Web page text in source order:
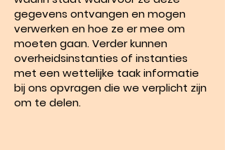
gegevens ontvangen en mogen
verwerken en hoe ze er mee om
moeten gaan. Verder kunnen
overheidsinstanties of instanties
met een wettelijke taak informatie
bij ons opvragen die we verplicht zijn
om te delen.